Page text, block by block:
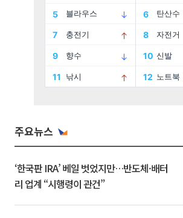
주요뉴스
‘한국판 IRA’ 베일 벗었지만…반도체·배터
리 업계 “시행령이 관건”